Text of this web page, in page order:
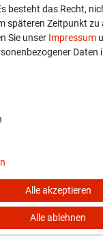
sich inkl. gesetzl.
besteht das Recht,
späteren Zeitpunkt zu
Sie unser Impressum
Daten
Alle akzeptieren
Alle ablehnen